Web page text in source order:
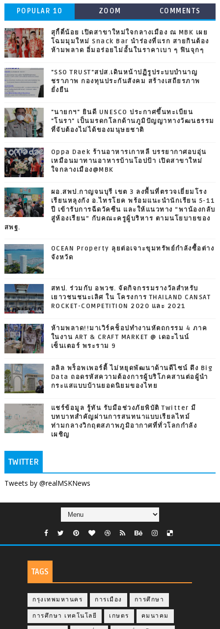
POPULAR 10 ZOOM COMMENTS
สุกี้ตี๋น้อย เปิดสาขาใหม่ใจกลางเมือง ณ MBK เผย
โฉมมุมใหม่ Snack Bar นำร่องที่แรก สายกินต้อง
ห้ามพลาด อิ่มอร่อยไม่อั้นในราคาเบา ๆ ฟินจุกๆ
"SSO TRUST"สปส.เดินหน้าปฏิรูประบบบำนาญ
ชราภาพ กองทุนประกันสังคม สร้างเสถียรภาพ
ยั่งยืน
"นายกฯ" ยินดี UNESCO ประกาศขึ้นทะเบียน
"โนรา" เป็นมรดกโลกด้านภูมิปัญญาทางวัฒนธรรม
ที่จับต้องไม่ได้ของมนุษยชาติ
Oppa Daek ร้านอาหารเกาหลี บรรยากาศอบอุ่น
เหมือนมาทานอาหารบ้านโอปป้า เปิดสาขาใหม่
ใจกลางเมือง@MBK
ผอ.สพป.กาญจนบุรี เขต 3 ลงพื้นที่ตรวจเยี่ยมโรง
เรียนหลุงกัง อ.ไทรโยค พร้อมแนะนำนักเรียน 5-11
ปี เข้ารับการฉีดวัคซีน และให้แนวทาง “พาน้องกลับ
สู่ห้องเรียน” กับคณะครูผู้บริหาร ตามนโยบายของ
สพฐ.
OCEAN Property ลุยต่อเจาะขุมทรัพย์กำลังซื้อต่าง
จังหวัด
สทป. ร่วมกับ อพวช. จัดกิจกรรมรางวัลสำหรับ
เยาวชนชนะเลิศ ใน โครงการ THAILAND CANSAT
ROCKET-COMPETITION 2020 และ 2021
ห้ามพลาด!!มาเวิร์คช็อปทำงานหัตถกรรม 4 ภาค
ในงาน ART & CRAFT MARKET @ เดอะไนน์
เซ็นเตอร์ พระราม 9
ลลิล พร็อพเพอร์ตี้ ไม่หยุดพัฒนาด้านดีไซน์ ดึง Big
Data ถอดรหัสความต้องการผู้บริโภคสานต่อผู้นำ
กระแสแบบบ้านยอดนิยมของไทย
แชร์ข้อมูล รู้ทัน รับมือช่วงภัยพิบัติ Twitter มี
บทบาทสำคัญผ่านการสนทนาแบบเรียลไทม์
ท่ามกลางวิกฤตสภาพภูมิอากาศที่ทั่วโลกกำลัง
เผชิญ
TWITTER
Tweets by @realMSKNews
TAGS
กรุงเทพมหานคร การเมือง การศึกษา
การศึกษา เทคโนโลยี เกษตร คมนาคม